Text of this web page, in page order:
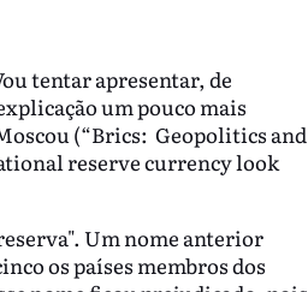
tentar apresentar, de
um pouco mais
(“Brics: Geopolitics and
reserve currency look
Um nome anterior
os países membros dos